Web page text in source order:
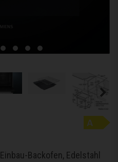
Backofen, Edelstahl